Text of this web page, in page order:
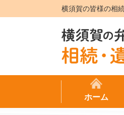
横須賀の皆様の相
ホーム